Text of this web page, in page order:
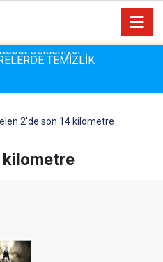
TEMİZLİK
2'de son 14 kilometre
kilometre